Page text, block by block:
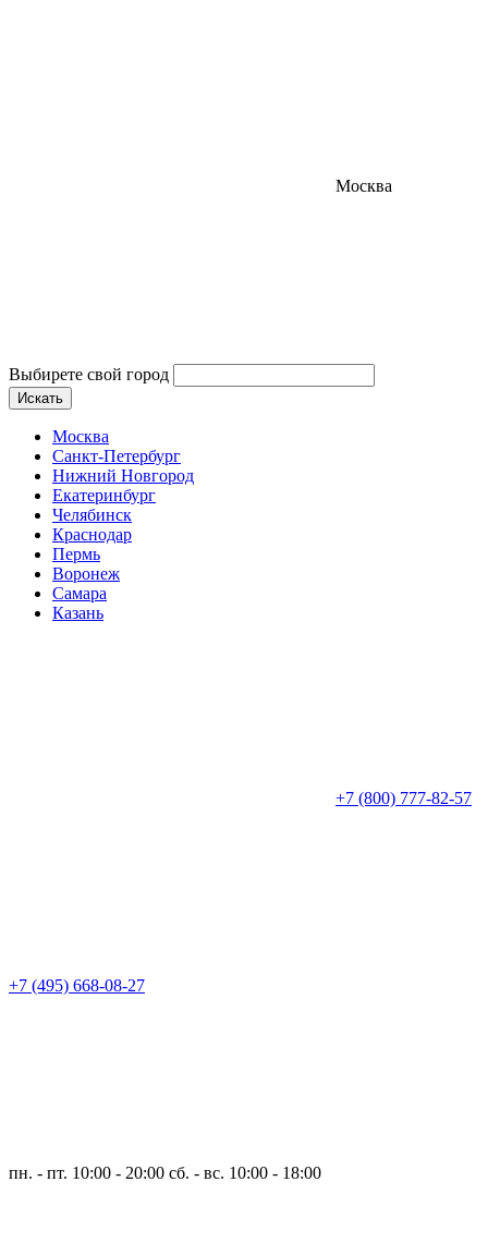
Москва
Выбирете свой город
Искать
Москва
Санкт-Петербург
Нижний Новгород
Екатеринбург
Челябинск
Краснодар
Пермь
Воронеж
Самара
Казань
+7 (800) 777-82-57
+7 (495) 668-08-27
пн. - пт. 10:00 - 20:00 сб. - вс. 10:00 - 18:00